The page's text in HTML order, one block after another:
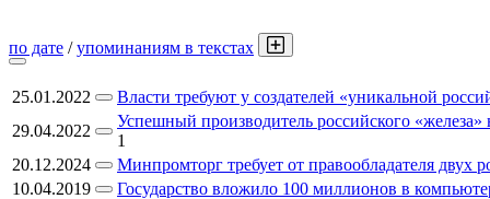
по дате /упоминаниям в текстах
25.01.2022
Власти требуют у создателей «уникальной
29.04.2022
Успешный производитель российского
1
20.12.2024
Минпромторг требует от правообладателя
10.04.2019
Государство вложило 100 миллионов в